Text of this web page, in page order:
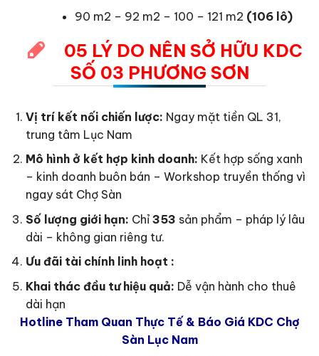
90 m2 – 92 m2 – 100 – 121 m2 (106 lô)
05 LÝ DO NÊN SỞ HỮU KDC
SỐ 03 PHƯƠNG SƠN
Vị trí kết nối chiến lược: Ngay mặt tiền QL 31,
trung tâm Lục Nam
Mô hình ở kết hợp kinh doanh: Kết hợp sống xanh
– kinh doanh buôn bán – Workshop truyền thống vì
ngay sát Chợ Sàn
Số lượng giới hạn: Chỉ 353 sản phẩm – pháp lý lâu
dài – không gian riêng tư.
Ưu đãi tài chính linh hoạt :
Khai thác đầu tư hiệu quả: Dễ vận hành cho thuê
dài hạn
Hotline Tham Quan Thực Tế & Báo Giá KDC Chợ
Sàn Lục Nam